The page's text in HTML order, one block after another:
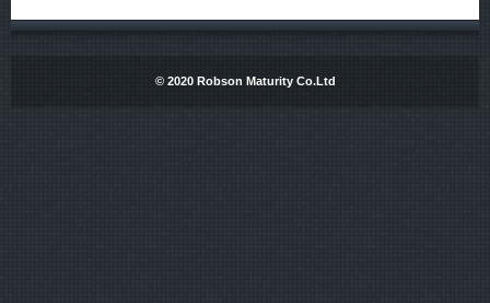
© 2020 Robson Maturity Co.Ltd